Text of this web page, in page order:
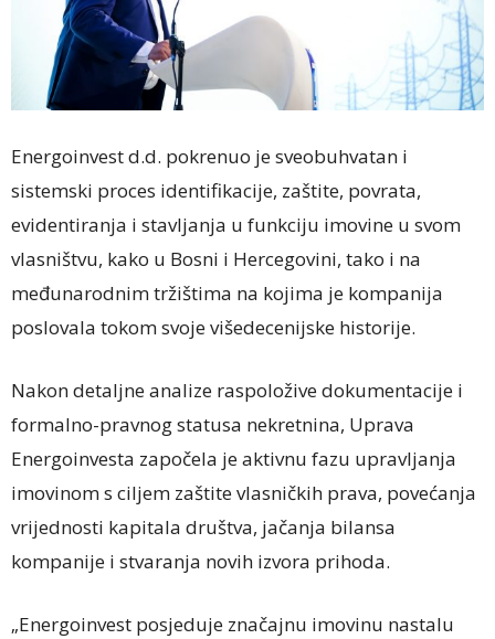
Energoinvest d.d. pokrenuo je sveobuhvatan i
sistemski proces identifikacije, zaštite, povrata,
evidentiranja i stavljanja u funkciju imovine u svom
vlasništvu, kako u Bosni i Hercegovini, tako i na
međunarodnim tržištima na kojima je kompanija
poslovala tokom svoje višedecenijske historije.
Nakon detaljne analize raspoložive dokumentacije i
formalno-pravnog statusa nekretnina, Uprava
Energoinvesta započela je aktivnu fazu upravljanja
imovinom s ciljem zaštite vlasničkih prava, povećanja
vrijednosti kapitala društva, jačanja bilansa
kompanije i stvaranja novih izvora prihoda.
„Energoinvest posjeduje značajnu imovinu nastalu